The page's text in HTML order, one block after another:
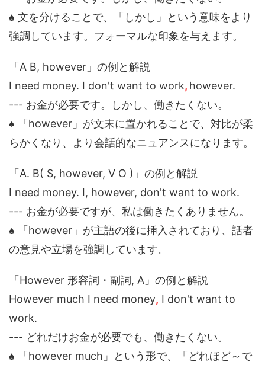
♠ 文を分けることで、「しかし」という意味をより
強調しています。フォーマルな印象を与えます。
「A B, however」の例と解説
I need money. I don't want to work, however.
--- お金が必要です。しかし、働きたくない。
♠ 「however」が文末に置かれることで、対比が柔
らかくなり、より会話的なニュアンスになります。
「A. B( S, however, V O )」の例と解説
I need money. I, however, don't want to work.
--- お金が必要ですが、私は働きたくありません。
♠ 「however」が主語の後に挿入されており、話者
の意見や立場を強調しています。
「However 形容詞・副詞, A」の例と解説
However much I need money, I don't want to
work.
--- どれだけお金が必要でも、働きたくない。
♠ 「however much」という形で、「どれほど～で